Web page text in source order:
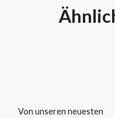
Von unseren neuesten